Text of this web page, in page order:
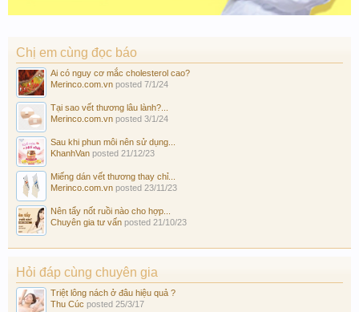
Chị em cùng đọc báo
Ai có nguy cơ mắc cholesterol cao?
Merinco.com.vn posted 7/1/24
Tại sao vết thương lâu lành?...
Merinco.com.vn posted 3/1/24
Sau khi phun môi nên sử dụng...
KhanhVan posted 21/12/23
Miếng dán vết thương thay chỉ...
Merinco.com.vn posted 23/11/23
Nên tẩy nốt ruồi nào cho hợp...
Chuyên gia tư vấn posted 21/10/23
Hỏi đáp cùng chuyên gia
Triệt lông nách ở đâu hiệu quả ?
Thu Cúc posted 25/3/17